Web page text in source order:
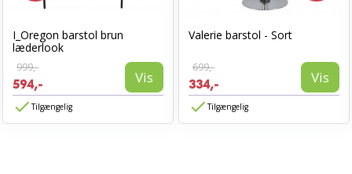
I_Oregon barstol brun
læderlook
999,-
594,- Vis
Tilgængelig
Valerie barstol - Sort
699,-
334,- Vis
Tilgængelig